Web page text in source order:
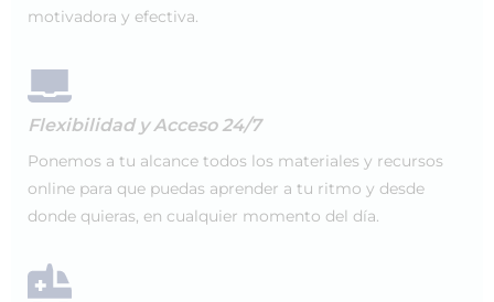
motivadora y efectiva.
Flexibilidad y Acceso 24/7
Ponemos a tu alcance todos los materiales y recursos
online para que puedas aprender a tu ritmo y desde
donde quieras, en cualquier momento del día.